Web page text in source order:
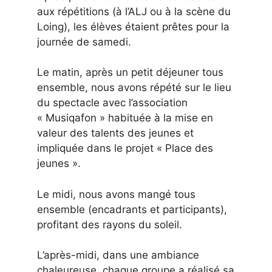
aux répétitions (à l’ALJ ou à la scène du
Loing), les élèves étaient prêtes pour la
journée de samedi.
Le matin, après un petit déjeuner tous
ensemble, nous avons répété sur le lieu
du spectacle avec l’association
« Musiqafon » habituée à la mise en
valeur des talents des jeunes et
impliquée dans le projet « Place des
jeunes ».
Le midi, nous avons mangé tous
ensemble (encadrants et participants),
profitant des rayons du soleil.
L’après-midi, dans une ambiance